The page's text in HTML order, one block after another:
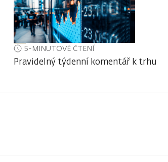
5-MINUTOVÉ ČTENÍ
Pravidelný týdenní komentář k trhu